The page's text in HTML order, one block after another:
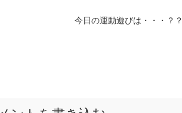
今日の運動遊びは・・・？？